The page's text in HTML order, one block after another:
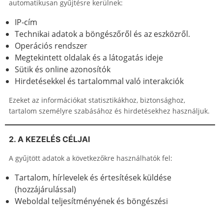
automatikusan gyűjtésre kerülnek:
IP-cím
Technikai adatok a böngészőről és az eszközről.
Operációs rendszer
Megtekintett oldalak és a látogatás ideje
Sütik és online azonosítók
Hirdetésekkel és tartalommal való interakciók
Ezeket az információkat statisztikákhoz, biztonsághoz,
tartalom személyre szabásához és hirdetésekhez használjuk.
2. A KEZELÉS CÉLJAI
A gyűjtött adatok a következőkre használhatók fel:
Tartalom, hírlevelek és értesítések küldése
(hozzájárulással)
Weboldal teljesítményének és böngészési